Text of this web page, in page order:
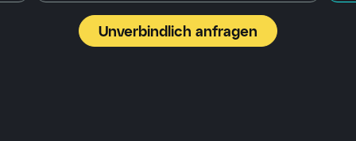
Unverbindlich anfragen